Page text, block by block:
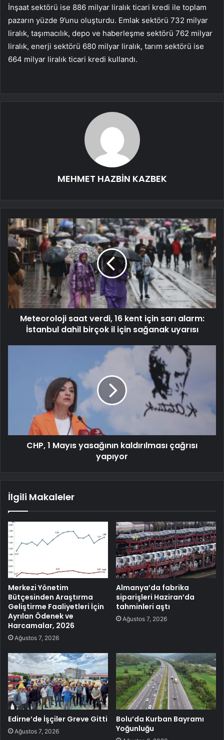
İnşaat sektörü ise 886 milyar liralık ticari kredi ile toplam
pazarın yüzde 9’unu oluşturdu. Emlak sektörü 732 milyar
liralık, taşımacılık, depo ve haberleşme sektörü 762 milyar
liralık, enerji sektörü 680 milyar liralık, tarım sektörü ise
664 milyar liralık ticari kredi kullandı.
MEHMET HAZBİN KAZBEK
Meteoroloji saat verdi, 16 kent için sarı alarm:
İstanbul dahil birçok il için sağanak uyarısı
CHP, 1 Mayıs yasağının kaldırılması çağrısı
yapıyor
İlgili Makaleler
Merkezi Yönetim
Bütçesinden Araştırma
Geliştirme Faaliyetleri İçin
Ayrılan Ödenek ve
Harcamalar, 2026
Ağustos 7, 2026
Almanya’da fabrika
siparişleri Haziran’da
tahminleri aştı
Ağustos 7, 2026
Edirne’de İşçiler Greve Gitti
Ağustos 7, 2026
Bolu’da Kurban Bayramı
Yoğunluğu